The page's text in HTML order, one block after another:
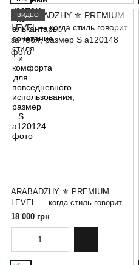
ВИДЕО
ARABADZHY ⚜️ PREMIUM
LEVEL — когда стиль говорит за
тебя, размер S
18 000 грн